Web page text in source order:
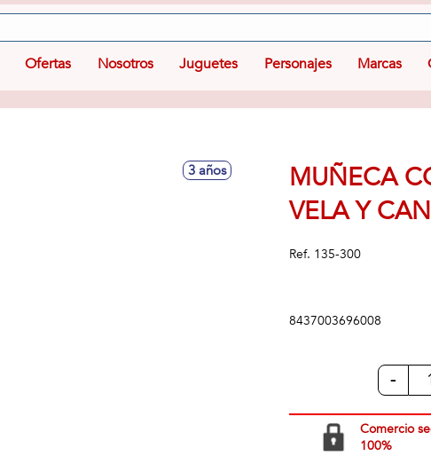
Ofertas Nosotros Juguetes Personajes Marcas
3 años
MUÑECA
VELA Y
Ref. 135-300
8437003696008
-
Comercio
100%